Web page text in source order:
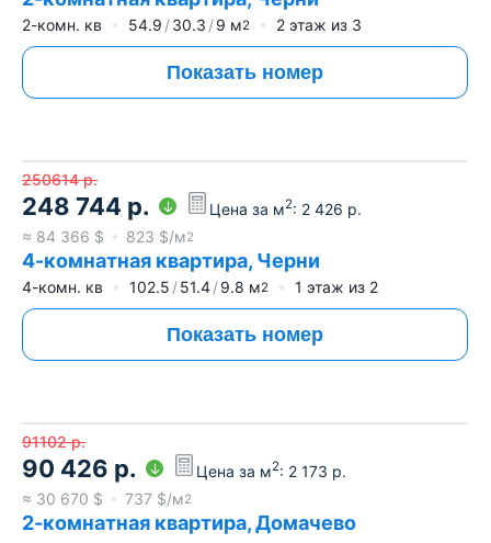
2-комн. кв 54.9 30.3 9 м2 2 этаж из 3
Показать номер
250614 р.
248 744 р. Цена за м2: 2 426 р.
≈ 84 366 $ 823 $/м2
4-комнатная квартира, Черни
4-комн. кв 102.5 51.4 9.8 м2 1 этаж из 2
Показать номер
91102 р.
90 426 р. Цена за м2: 2 173 р.
≈ 30 670 $ 737 $/м2
2-комнатная квартира, Домачево